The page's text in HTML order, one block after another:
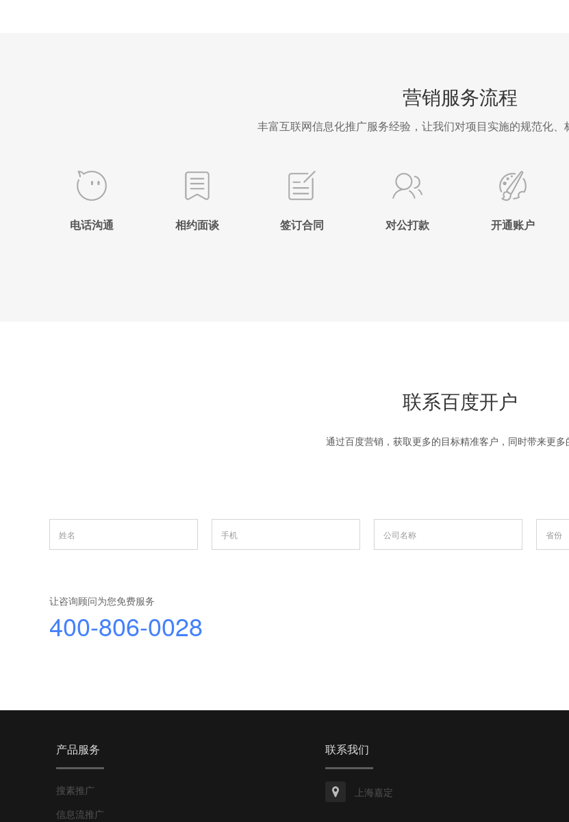
营销服务流程
丰富互联网信息化推广服务经验，让我们对项目实施的规范化
电话沟通 相约面谈 签订合同 对公打款 开通账户
联系百度开户
通过百度营销，获取更多的目标精准客户，同时带来更多
让咨询顾问为您免费服务
400-806-0028
产品服务
搜素推广
信息流推广
联系我们
上海嘉定